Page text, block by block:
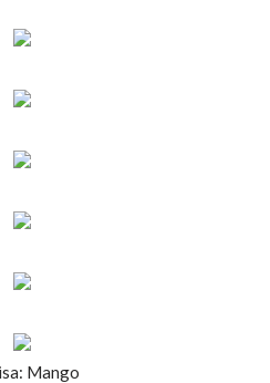
Mango